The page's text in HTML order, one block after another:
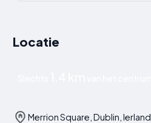
Locatie
Merrion Square, Dublin, Ierland